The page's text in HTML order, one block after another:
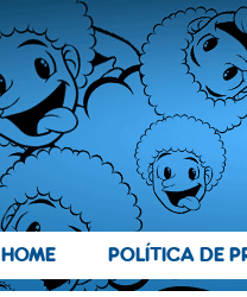
HOME POLÍTICA DE